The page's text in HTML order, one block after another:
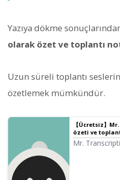
Yazıya dökme
olarak özet ve toplantı
Uzun süreli toplantı
özetlemek mümkündür.
【Ücretsiz】
özeti ve
geldi!
Mr.